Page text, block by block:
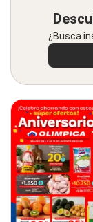
¿Busca